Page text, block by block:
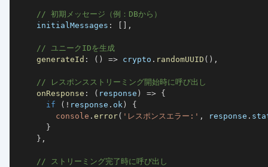
// 初期メッセージ（例：DBから）
    initialMessages
: [ ] ,
// ユニークIDを生成
generateId : ( ) => crypto . randomUUID ( ) ,
// レスポンスストリーミング開始時に呼び出し
onResponse : ( response ) => {
if
( ! response . ok )
{
console . error( 'レスポンスエラー:' , response .
}
} ,
// ストリーミング完了時に呼び出し